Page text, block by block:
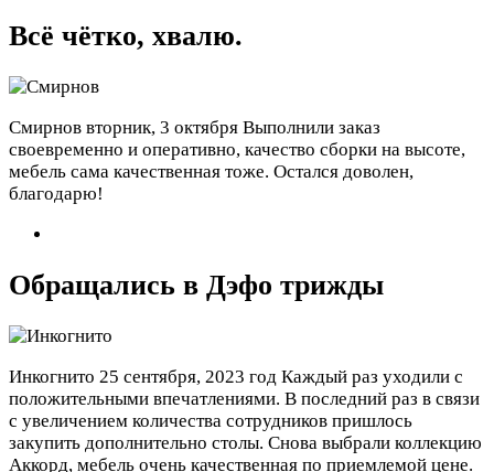
Всё чётко, хвалю.
Смирнов вторник, 3 октября Выполнили заказ
своевременно и оперативно, качество сборки на высоте,
мебель сама качественная тоже. Остался доволен,
благодарю!
Обращались в Дэфо трижды
Инкогнито 25 сентября, 2023 год Каждый раз уходили с
положительными впечатлениями. В последний раз в связи
с увеличением количества сотрудников пришлось
закупить дополнительно столы. Снова выбрали коллекцию
Аккорд, мебель очень качественная по приемлемой цене.